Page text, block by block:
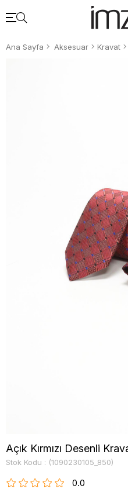
Ana Sayfa Aksesuar Kravat
Açık Kırmızı Desenli
Stok Kodu (1090230105_850)
0.0